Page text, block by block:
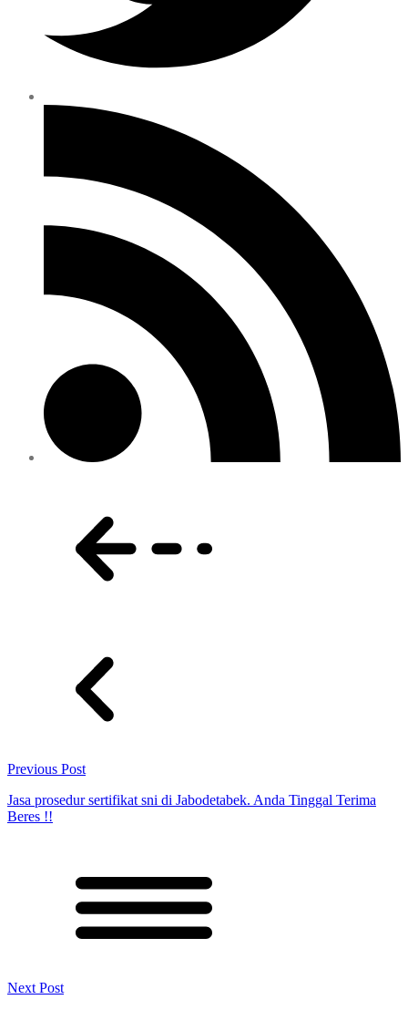
Previous Post
Jasa prosedur sertifikat sni di Jabodetabek. Anda Tinggal Terima
Beres !!
Next Post